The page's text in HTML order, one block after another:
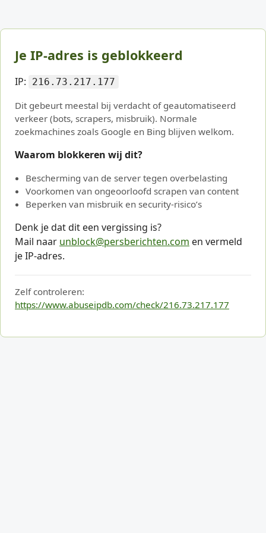
Je IP-adres is geblokkeerd
IP: 216.73.217.177
Dit gebeurt meestal bij verdacht of geautomatiseerd
verkeer (bots, scrapers, misbruik). Normale
zoekmachines zoals Google en Bing blijven welkom.
Waarom blokkeren wij dit?
Bescherming van de server tegen overbelasting
Voorkomen van ongeoorloofd scrapen van content
Beperken van misbruik en security-risico’s
Denk je dat dit een vergissing is?
Mail naar unblock@persberichten.com en vermeld
je IP-adres.
Zelf controleren:
https://www.abuseipdb.com/check/216.73.217.177